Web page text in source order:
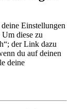
Einstellungen
Um diese zu
der Link dazu
du auf deinen
deine